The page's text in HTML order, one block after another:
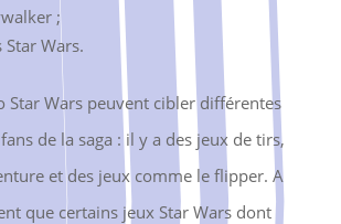
;
Wars.
Star Wars peuvent cibler différentes
de la saga : il y a des jeux de tirs,
et des jeux comme le flipper. A
que certains jeux Star Wars dont